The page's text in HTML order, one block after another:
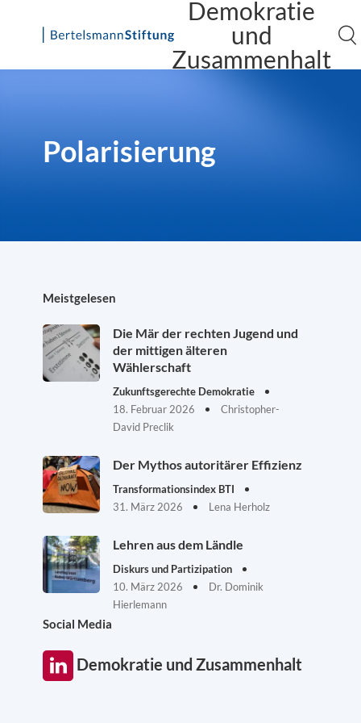
Skip
Demokratie
und
Zusammenhalt
Polarisierung
Meistgelesen
Die Mär der rechten Jugend und
der mittigen älteren
Wählerschaft
Zukunftsgerechte Demokratie
18. Februar 2026
Christopher-
David Preclik
Der Mythos autoritärer Effizienz
Transformationsindex BTI
31. März 2026
Lena Herholz
Lehren aus dem Ländle
Diskurs und Partizipation
10. März 2026
Dr. Dominik
Hierlemann
Social Media
Demokratie und Zusammenhalt